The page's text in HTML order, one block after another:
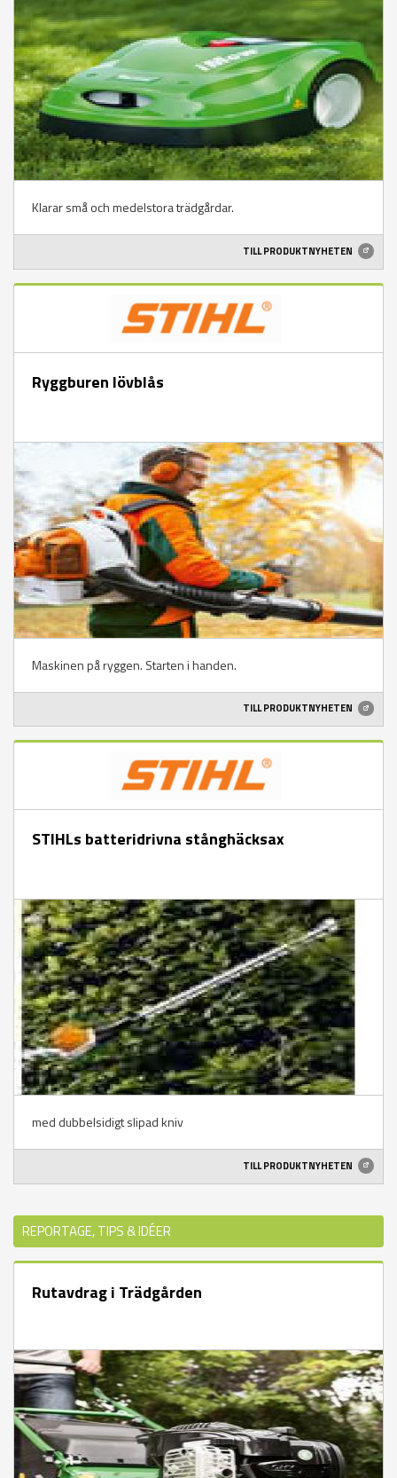
Klarar små och medelstora trädgårdar.
TILL PRODUKTNYHETEN
Ryggburen lövblås
Maskinen på ryggen. Starten i handen.
TILL PRODUKTNYHETEN
STIHLs batteridrivna stånghäcksax
med dubbelsidigt slipad kniv
TILL PRODUKTNYHETEN
REPORTAGE, TIPS & IDÉER
Rutavdrag i Trädgården